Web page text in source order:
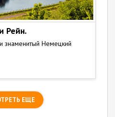
Рейн.
знаменитый Немецкий
ЕЩЕ